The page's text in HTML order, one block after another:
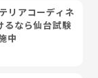
リアコーディネ
るなら仙台試験
中